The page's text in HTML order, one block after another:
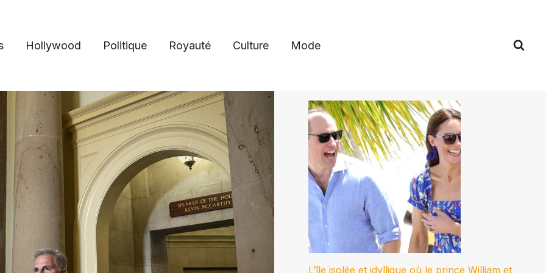
Hollywood Politique Royauté Culture Mode
L’île isolée et idyllique où le prince William et